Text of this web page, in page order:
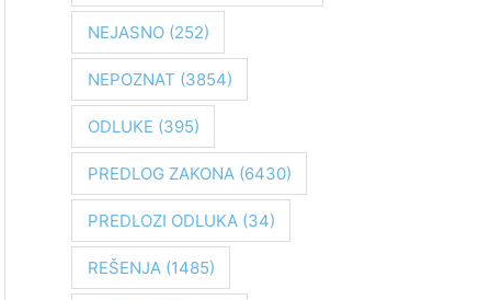
a
:
NEJASNO(252)
NEPOZNAT (3854)
ODLUKE (395)
PREDLOG ZAKONA(6430)
PREDLOZI ODLUKA(34)
REŠENJA(1485)